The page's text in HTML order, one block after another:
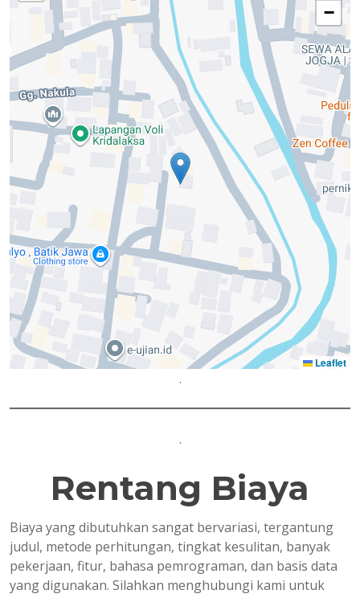
−
Leaflet
.
.
Rentang Biaya
Biaya yang dibutuhkan sangat bervariasi, tergantung
judul, metode perhitungan, tingkat kesulitan, banyak
pekerjaan, fitur, bahasa pemrograman, dan basis data
yang digunakan. Silahkan menghubungi kami untuk